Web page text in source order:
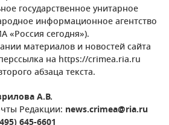
государственное унитарное
информационное агентство
«Россия сегодня»).
материалов и новостей сайта
на https://crimea.ria.ru
абзаца текста.
А.В.
Редакции: news.crimea@ria.ru